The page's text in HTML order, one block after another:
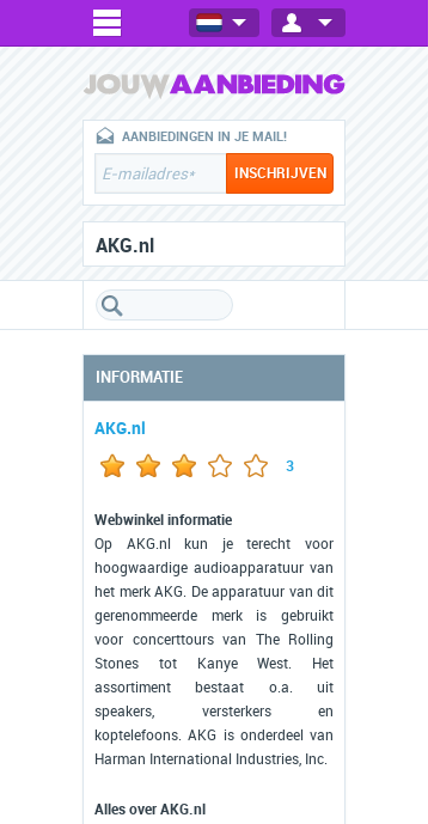
AANBIEDINGEN IN JE MAIL!
AKG.nl
INFORMATIE
AKG.nl
3
Webwinkel informatie
Op AKG.nl kun je terecht voor
hoogwaardige audioapparatuur van
het merk AKG. De apparatuur van dit
gerenommeerde merk is gebruikt
voor concerttours van The Rolling
Stones tot Kanye West. Het
assortiment bestaat o.a. uit
speakers, versterkers en
koptelefoons. AKG is onderdeel van
Harman International Industries, Inc.
Alles over AKG.nl